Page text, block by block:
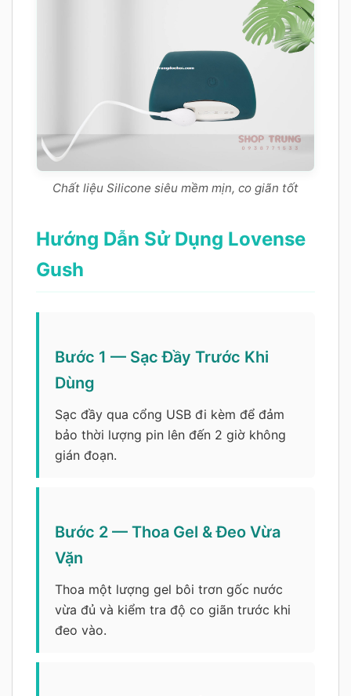
Chất liệu Silicone siêu mềm mịn, co giãn tốt
Hướng Dẫn Sử Dụng Lovense
Gush
Bước 1 — Sạc Đầy Trước Khi
Dùng
Sạc đầy qua cổng USB đi kèm để đảm
bảo thời lượng pin lên đến 2 giờ không
gián đoạn.
Bước 2 — Thoa Gel & Đeo Vừa
Vặn
Thoa một lượng gel bôi trơn gốc nước
vừa đủ và kiểm tra độ co giãn trước khi
đeo vào.